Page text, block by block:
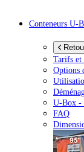
Conteneurs U-
Tarifs et
Options
U-Box -
FAQ